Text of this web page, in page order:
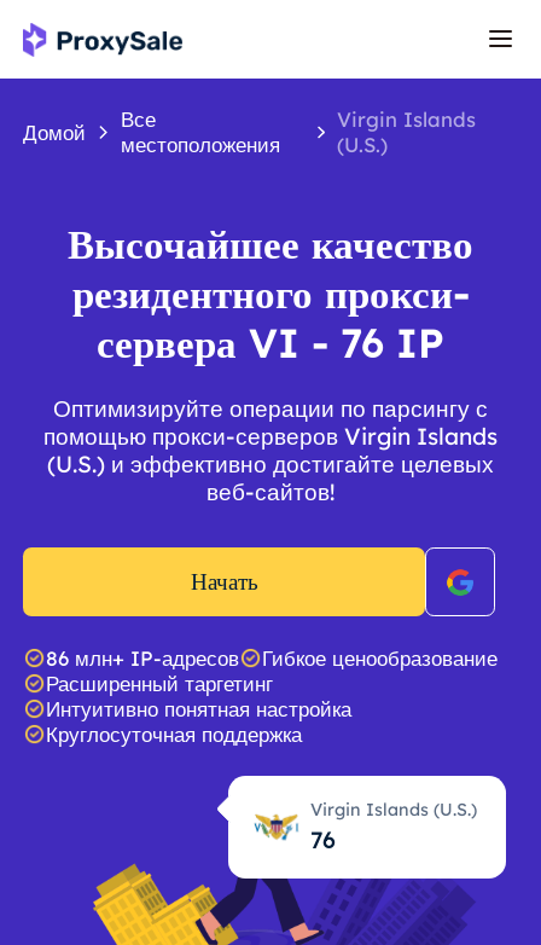
Домой
Все
местоположения
Virgin Islands
(U.S.)
Высочайшее качество
резидентного прокси-
сервера VI - 76 IP
Оптимизируйте операции по парсингу с
помощью прокси-серверов Virgin Islands
(U.S.) и эффективно достигайте целевых
веб-сайтов!
Начать
86 млн+ IP-адресов
Гибкое ценообразование
Расширенный таргетинг
Интуитивно понятная настройка
Круглосуточная поддержка
Virgin Islands (U.S.)
76